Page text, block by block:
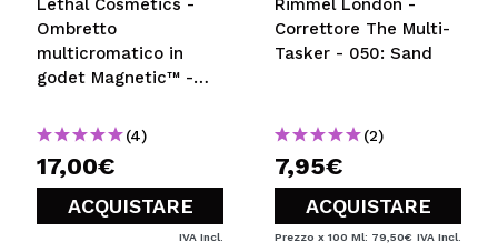
Ombretto
multicromatico in
godet Magnetic™ -
(4)
17,00€
ACQUISTARE
IVA Incl.
Correttore The Multi-
Tasker - 050: Sand
(2)
7,95€
ACQUISTARE
Prezzo x 100 Ml: 79,50€ IVA Incl.